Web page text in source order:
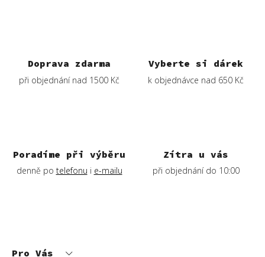
Doprava zdarma
při objednání nad 1500 Kč
Vyberte si dárek
k objednávce nad 650 Kč
Poradíme při výběru
denně po telefonu i e-mailu
Zítra u vás
při objednání do 10:00
Pro Vás